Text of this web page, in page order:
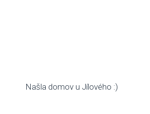
Našla domov u Jílového :)